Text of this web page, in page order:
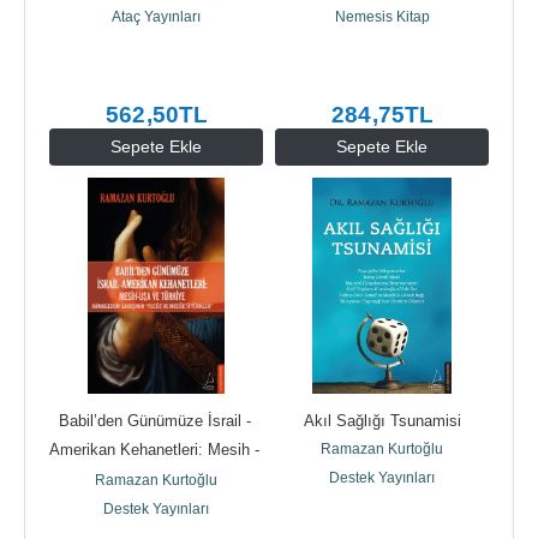
Sepete Ekle
Ataç Yayınları
562,50TL
Sepete Ekle
Nemesis Kitap
284,75TL
Babil’den Günümüze İsrail -
Amerikan Kehanetleri: Mesih -
USA ve Türkiye
Ramazan Kurtoğlu
Destek Yayınları
Akıl Sağlığı Tsunamisi
Ramazan Kurtoğlu
Destek Yayınları